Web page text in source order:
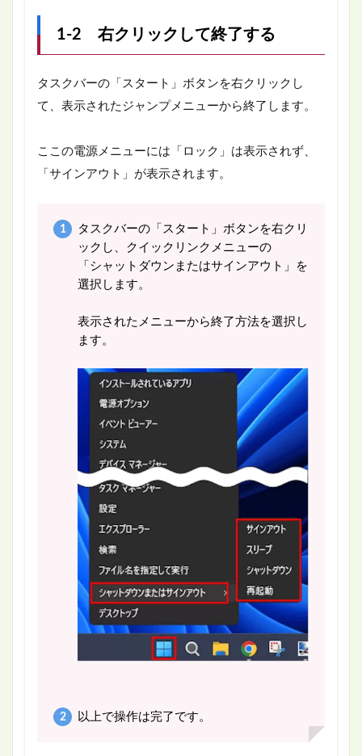
1-2 右クリックして終了する
タスクバーの「スタート」ボタンを右クリックし
て、表示されたジャンプメニューから終了します。
ここの電源メニューには「ロック」は表示されず、
「サインアウト」が表示されます。
タスクバーの「スタート」ボタンを右クリ
ックし、クイックリンクメニューの
「シャットダウンまたはサインアウト」を
選択します。
表示されたメニューから終了方法を選択し
ます。
以上で操作は完了です。